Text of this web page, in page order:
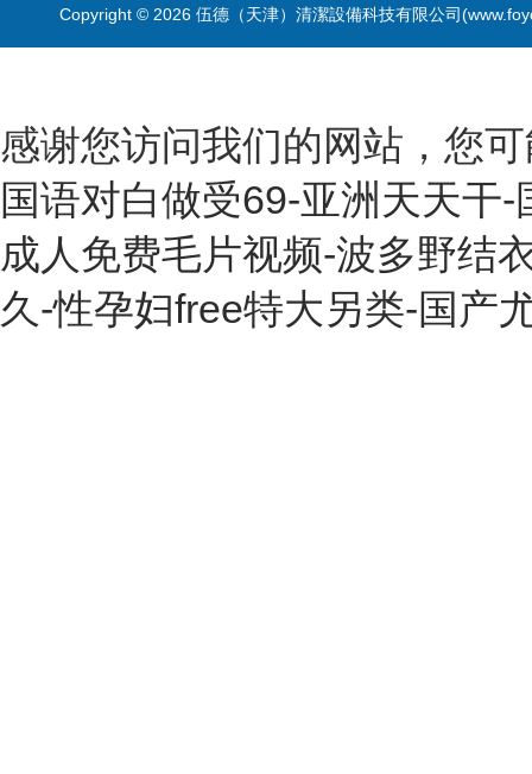
Copyright © 2026 伍德（天津）清潔設備科技有限公司
感谢您访问我们的网站，您
国语对白做受69-亚洲天天干
成人免费毛片视频-波多野结
久-性孕妇free特大另类-国产